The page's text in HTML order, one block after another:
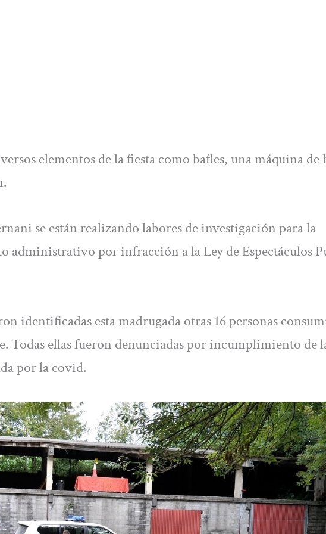
elementos de la fiesta como bafles, una máquina de
se están realizando labores de investigación para la
administrativo por infracción a la Ley de Espectáculos
identificadas esta madrugada otras 16 personas
Todas ellas fueron denunciadas por incumplimiento de
por la covid.